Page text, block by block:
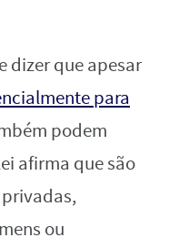
dizer que apesar
para
podem
afirma que são
ou